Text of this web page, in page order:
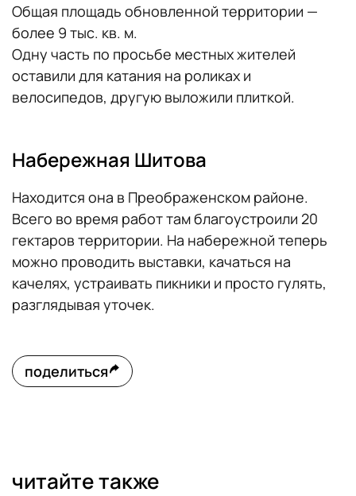
Общая площадь обновленной территории —
более 9 тыс. кв. м.
Одну часть по просьбе местных жителей
оставили для катания на роликах и
велосипедов, другую выложили плиткой.
Набережная Шитова
Находится она в Преображенском районе.
Всего во время работ там благоустроили 20
гектаров территории. На набережной теперь
можно проводить выставки, качаться на
качелях, устраивать пикники и просто гулять,
разглядывая уточек.
поделиться
читайте также